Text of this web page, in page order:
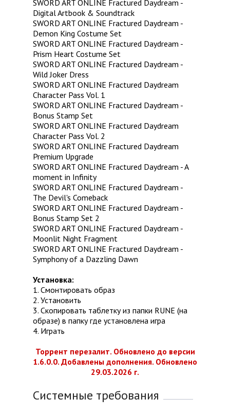
SWORD ART ONLINE Fractured Daydream -
Digital Artbook & Soundtrack
SWORD ART ONLINE Fractured Daydream -
Demon King Costume Set
SWORD ART ONLINE Fractured Daydream -
Prism Heart Costume Set
SWORD ART ONLINE Fractured Daydream -
Wild Joker Dress
SWORD ART ONLINE Fractured Daydream
Character Pass Vol. 1
SWORD ART ONLINE Fractured Daydream -
Bonus Stamp Set
SWORD ART ONLINE Fractured Daydream
Character Pass Vol. 2
SWORD ART ONLINE Fractured Daydream
Premium Upgrade
SWORD ART ONLINE Fractured Daydream - A
moment in Infinity
SWORD ART ONLINE Fractured Daydream -
The Devil's Comeback
SWORD ART ONLINE Fractured Daydream -
Bonus Stamp Set 2
SWORD ART ONLINE Fractured Daydream -
Moonlit Night Fragment
SWORD ART ONLINE Fractured Daydream -
Symphony of a Dazzling Dawn
Установка:
1. Смонтировать образ
2. Установить
3. Скопировать таблетку из папки RUNE (на
образе) в папку где установлена игра
4. Играть
Торрент перезалит. Обновлено до версии
1.6.0.0. Добавлены дополнения. Обновлено
29.03.2026 г.
Системные требования